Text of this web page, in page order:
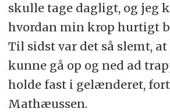
skulle tage dagligt, og jeg
hvordan min krop hurtigt
Til sidst var det så slemt,
kunne gå op og ned ad
holde fast i gelænderet,
Mathæussen.